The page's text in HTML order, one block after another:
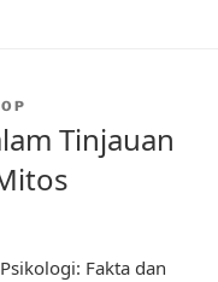
Tinjauan
Fakta dan